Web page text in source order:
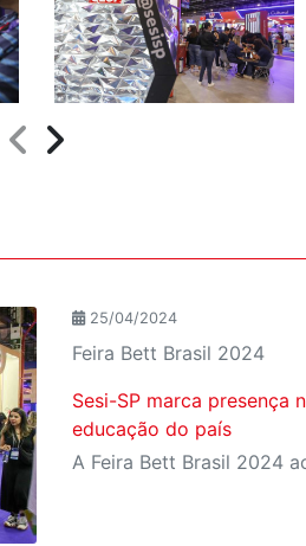
25/04/2024
Feira Bett Brasil 2024
Sesi-SP marca presença
educação do país